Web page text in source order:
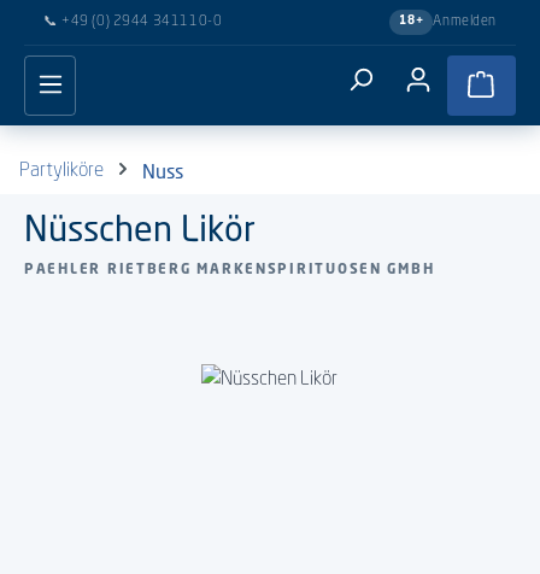
Hauptinhalt springen
📞 +49 (0) 2944 341110-0 18+ Anmelden
Partyliköre Nuss
Nüsschen Likör
PAEHLER RIETBERG MARKENSPIRITUOSEN GMBH
Bildergalerie überspringen